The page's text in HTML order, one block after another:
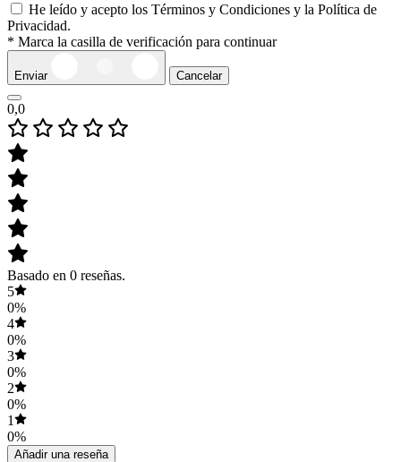
He leído y acepto los Términos y Condiciones y la Política de
Privacidad.
* Marca la casilla de verificación para continuar
Enviar Cancelar
0,0
Basado en 0 reseñas.
5
0%
4
0%
3
0%
2
0%
1
0%
Añadir una reseña